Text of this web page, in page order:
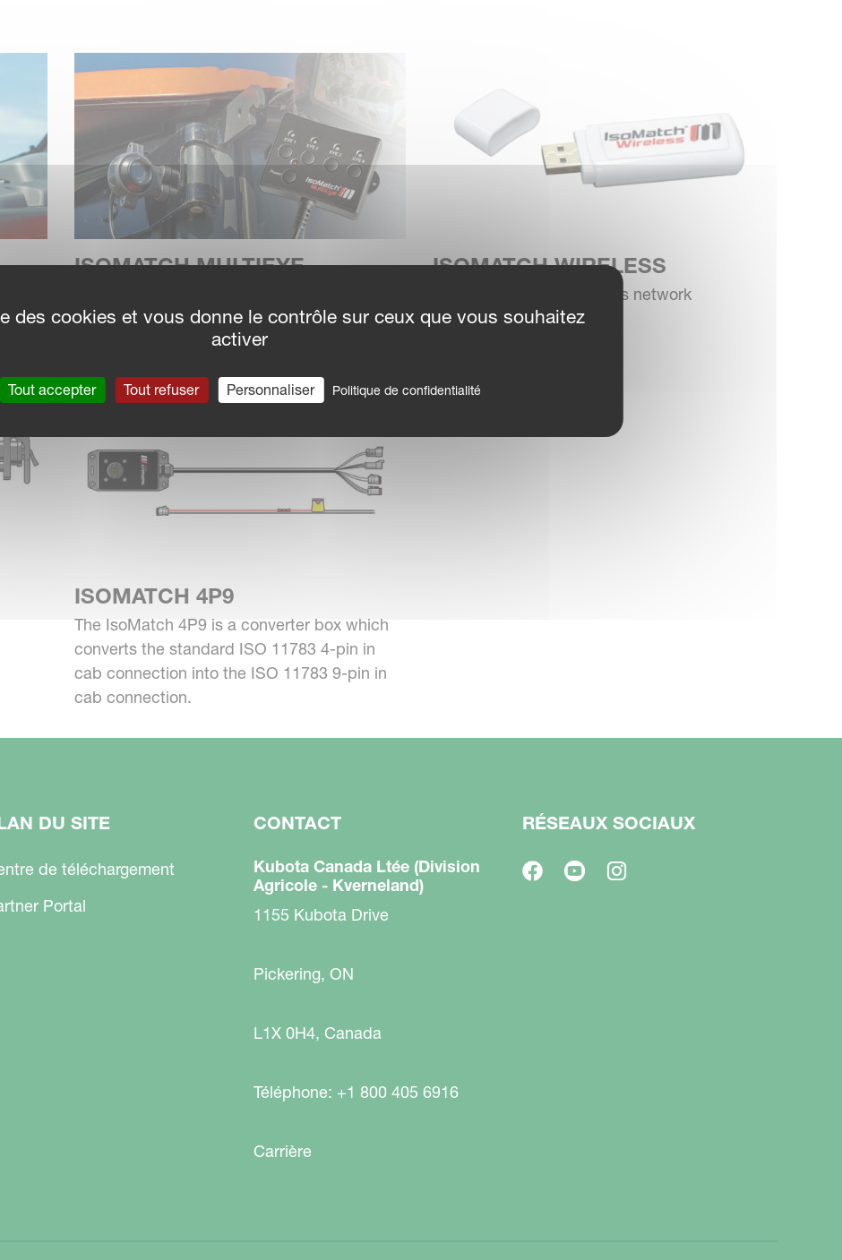
ISOMATCH MULTIEYE
connecting multiple cameras to the IsoMatch
Universal Terminals.
ISOMATCH WIRELESS
Connect to a local wireless network
ISOMATCH 4P9
The IsoMatch 4P9 is a converter box which
converts the standard ISO 11783 4-pin in
cab connection into the ISO 11783 9-pin in
cab connection.
DU SITE
de téléchargement
Portal
CONTACT
Kubota Canada Ltée (Division
Agricole - Kverneland)
1155 Kubota Drive
Pickering, ON
L1X 0H4, Canada
Téléphone: +1 800 405 6916
Carrière
RÉSEAUX SOCIAUX
des cookies et vous donne le contrôle sur ceux que vous souhaitez
activer
Tout accepter Tout refuser Personnaliser Politique de confidentialité